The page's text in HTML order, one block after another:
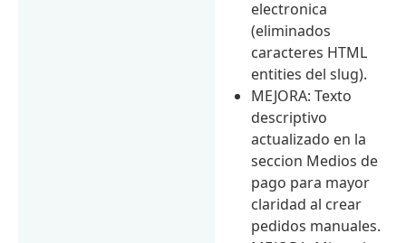
electronica
(eliminados
caracteres HTML
entities del slug).
MEJORA: Texto
descriptivo
actualizado en la
seccion Medios de
pago para mayor
claridad al crear
pedidos manuales.